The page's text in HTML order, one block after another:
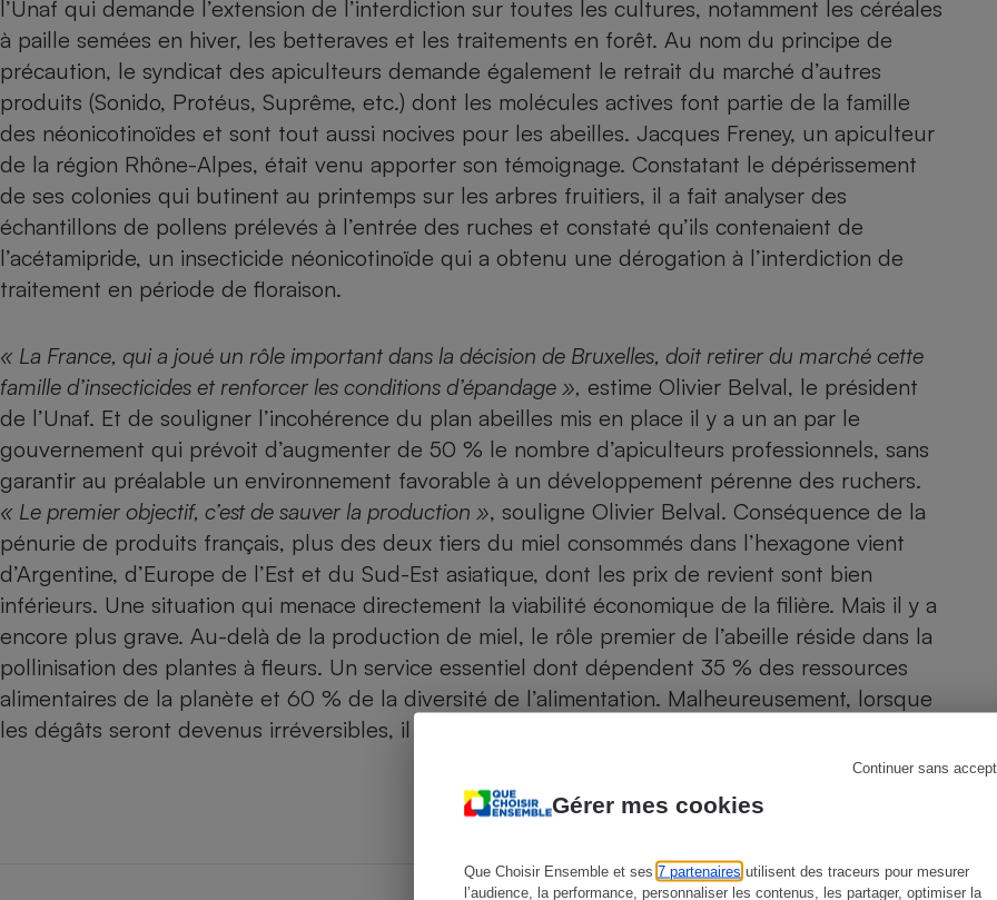
Gérer mes cookies
Que Choisir Ensemble et ses 7 partenaires utilisent des traceurs pour mesurer
l’audience, la performance, personnaliser les contenus, les partager, optimiser la
Continuer sans
l’Unaf qui demande l’extension de l’interdiction sur toutes les cultures, notamment les céréales
à paille semées en hiver, les betteraves et les traitements en forêt. Au nom du principe de
précaution, le syndicat des apiculteurs demande également le retrait du marché d’autres
produits (Sonido, Protéus, Suprême, etc.) dont les molécules actives font partie de la famille
des néonicotinoïdes et sont tout aussi nocives pour les abeilles. Jacques Freney, un apiculteur
de la région Rhône-Alpes, était venu apporter son témoignage. Constatant le dépérissement
de ses colonies qui butinent au printemps sur les arbres fruitiers, il a fait analyser des
échantillons de pollens prélevés à l’entrée des ruches et constaté qu’ils contenaient de
l’acétamipride, un insecticide néonicotinoïde qui a obtenu une dérogation à l’interdiction de
traitement en période de floraison.
« La France, qui a joué un rôle important dans la décision de Bruxelles, doit retirer du marché cette
famille d’insecticides et renforcer les conditions d’épandage », estime Olivier Belval, le président
de l’Unaf. Et de souligner l’incohérence du plan abeilles mis en place il y a un an par le
gouvernement qui prévoit d’augmenter de 50 % le nombre d’apiculteurs professionnels, sans
garantir au préalable un environnement favorable à un développement pérenne des ruchers.
« Le premier objectif, c’est de sauver la production », souligne Olivier Belval. Conséquence de la
pénurie de produits français, plus des deux tiers du miel consommés dans l’hexagone vient
d’Argentine, d’Europe de l’Est et du Sud-Est asiatique, dont les prix de revient sont bien
inférieurs. Une situation qui menace directement la viabilité économique de la filière. Mais il y a
encore plus grave. Au-delà de la production de miel, le rôle premier de l’abeille réside dans la
pollinisation des plantes à fleurs. Un service essentiel dont dépendent 35 % des ressources
alimentaires de la planète et 60 % de la diversité de l’alimentation. Malheureusement, lorsque
les dégâts seront devenus irréversibles, il sera bien trop tard pour réagir !
Plaque de cuisson à
induction
Four encastrable
Climatiseur -
Aspirateur
Cafetière à expressos Réfrigérateur
Robot ménager
Antivirus
Climatiseur -
Ventilateur
Lessive